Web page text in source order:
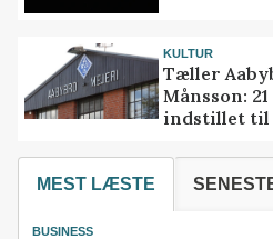
KULTUR
Tæller
Månsson:
indstillet til
MEST LÆSTE
BUSINESS